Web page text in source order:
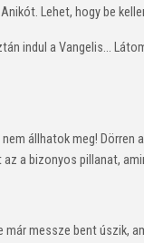
Lehet, hogy be
indul a Vangelis…
állhatok meg!
az a bizonyos pillanat,
már messze bent